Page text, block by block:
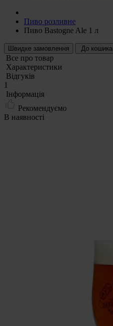
Пиво розливне
Пиво Bastogne Ale 1 л
Швидке замовлення До кошика
Все про товар
Характеристики
Відгуків
1
Iнформація
Рекомендуємо
В наявності